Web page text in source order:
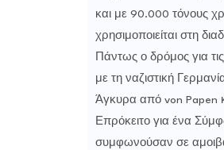
και με 90.000 τόνους
χρησιμοποιείται στη
Πάντως ο δρόμος για
με τη ναζιστική
Άγκυρα από von Papen
Επρόκειτο για ένα
συμφωνούσαν σε